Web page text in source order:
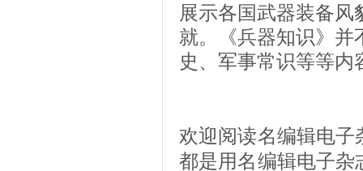
展示各国武器装备
就。《兵器知识》并
史、军事常识等等内
欢迎阅读名编辑电
都是用名编辑电子杂